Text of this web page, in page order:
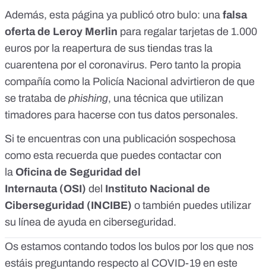
Además, esta página ya publicó otro bulo: una falsa
oferta de Leroy Merlin para regalar tarjetas de 1.000
euros por la reapertura de sus tiendas tras la
cuarentena por el coronavirus. Pero tanto la propia
compañía como la Policía Nacional advirtieron de que
se trataba de phishing, una técnica que utilizan
timadores para hacerse con tus datos personales.
Si te encuentras con una publicación sospechosa
como esta recuerda que puedes contactar con
la Oficina de Seguridad del
Internauta(OSI) del Instituto Nacional de
Ciberseguridad (INCIBE) o también puedes utilizar
su línea de ayuda en ciberseguridad.
Os estamos contando todos los bulos por los que nos
estáis preguntando respecto al COVID-19 en este